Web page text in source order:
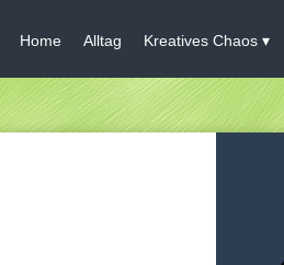
Home Alltag Kreatives Chaos